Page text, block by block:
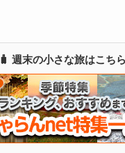
🧳 週末の小さな旅はこちら